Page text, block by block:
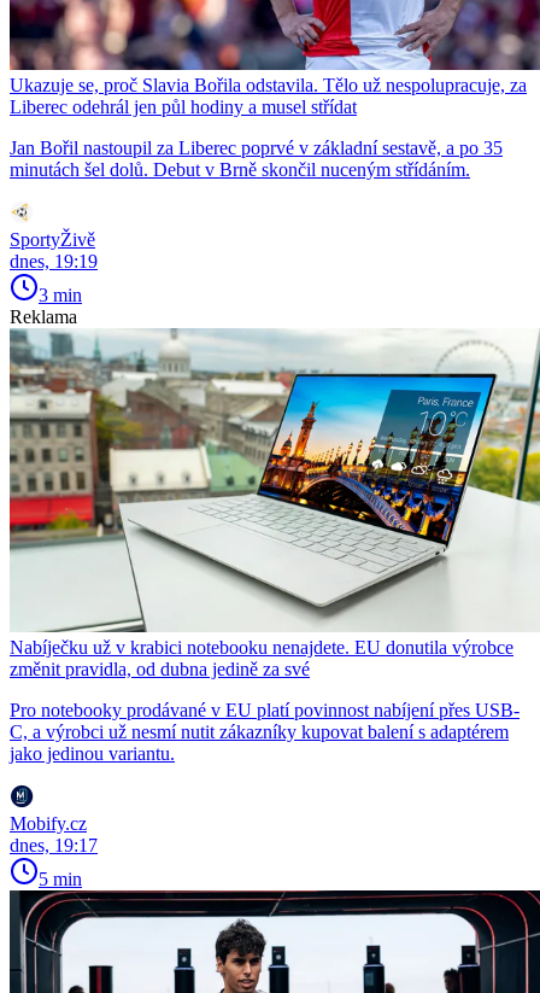
Ukazuje se, proč Slavia Bořila odstavila. Tělo už nespolupracuje, za
Liberec odehrál jen půl hodiny a musel střídat
Jan Bořil nastoupil za Liberec poprvé v základní sestavě, a po 35
minutách šel dolů. Debut v Brně skončil nuceným střídáním.
SportyŽivě
dnes, 19:19
3 min
Reklama
Nabíječku už v krabici notebooku nenajdete. EU donutila výrobce
změnit pravidla, od dubna jedině za své
Pro notebooky prodávané v EU platí povinnost nabíjení přes USB-
C, a výrobci už nesmí nutit zákazníky kupovat balení s adaptérem
jako jedinou variantu.
Mobify.cz
dnes, 19:17
5 min